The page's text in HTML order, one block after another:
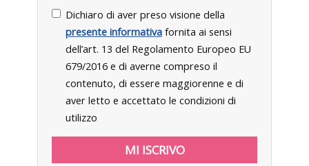
Dichiaro di aver preso visione della
presente informativa fornita ai sensi
dell’art. 13 del Regolamento Europeo EU
679/2016 e di averne compreso il
contenuto, di essere maggiorenne e di
aver letto e accettato le condizioni di
utilizzo